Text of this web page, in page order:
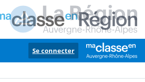
Se connecter